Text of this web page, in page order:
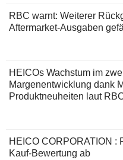
RBC warnt: Weiterer
Aftermarket-Ausgaben
HEICOs Wachstum im
Margenentwicklung dank
Produktneuheiten laut
HEICO CORPORATION :
Kauf-Bewertung ab